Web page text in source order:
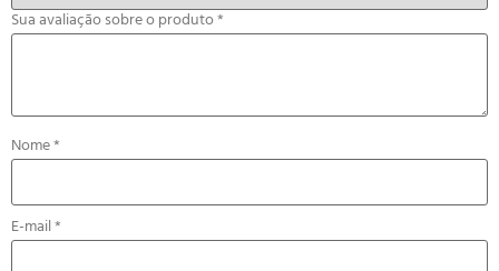
Sua avaliação sobre o produto*
Nome*
E-mail*